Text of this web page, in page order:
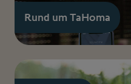
Rund um TaHoma